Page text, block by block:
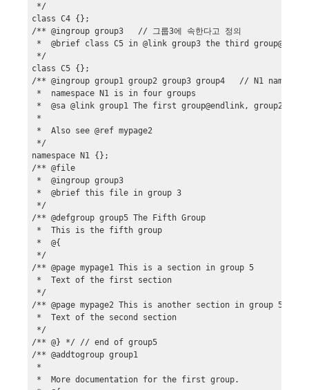
*/
class C4 {};
/** @ingroup group3   // 그룹3에 속한다고 정의
*  @brief class C5 in @link group3 the third
*/
class C5 {};
/** @ingroup group1 group2 group3 group4   // N1
*  namespace N1 is in four groups
*  @sa @link group1 The first group@endlink, group2,
*
*  Also see @ref mypage2
*/
namespace N1 {};
/** @file
*  @ingroup group3
*  @brief this file in group 3
*/
/** @defgroup group5 The Fifth Group
*  This is the fifth group
*  @{
*/
/** @page mypage1 This is a section in group 5
*  Text of the first section
*/
/** @page mypage2 This is another section in group 5
*  Text of the second section
*/
/** @} */ // end of group5
/** @addtogroup group1
*
*  More documentation for the first group.